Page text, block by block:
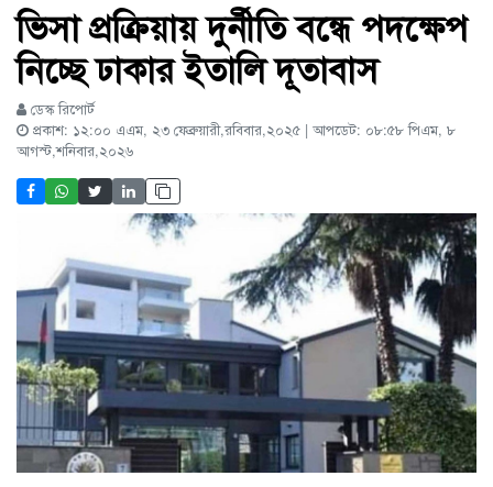
ভিসা প্রক্রিয়ায় দুর্নীতি বন্ধে পদক্ষেপ
নিচ্ছে ঢাকার ইতালি দূতাবাস
ডেস্ক রিপোর্ট
প্রকাশ: ১২:০০ এএম, ২৩ ফেব্রুয়ারী,রবিবার,২০২৫ | আপডেট: ০৮:৫৮ পিএম, ৮
আগস্ট,শনিবার,২০২৬